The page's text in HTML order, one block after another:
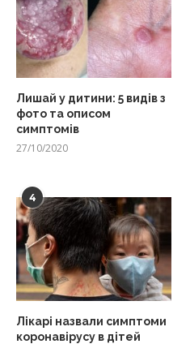
Лишай у дитини: 5 видів з
фото та описом
симптомів
27/10/2020
4
Лікарі назвали симптоми
коронавірусу в дітей